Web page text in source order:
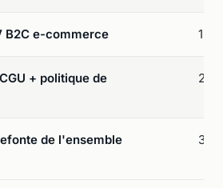
B2C e-commerce 1
+ politique de
2
de l'ensemble
3